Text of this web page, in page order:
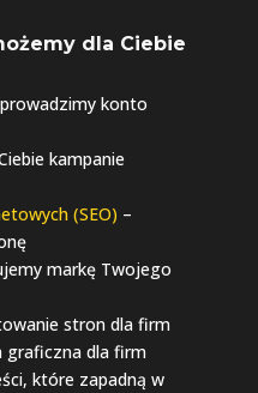
dla Ciebie
konto
kampanie
(SEO) –
markę Twojego
stron dla firm
graficzna dla firm
które zapadną w